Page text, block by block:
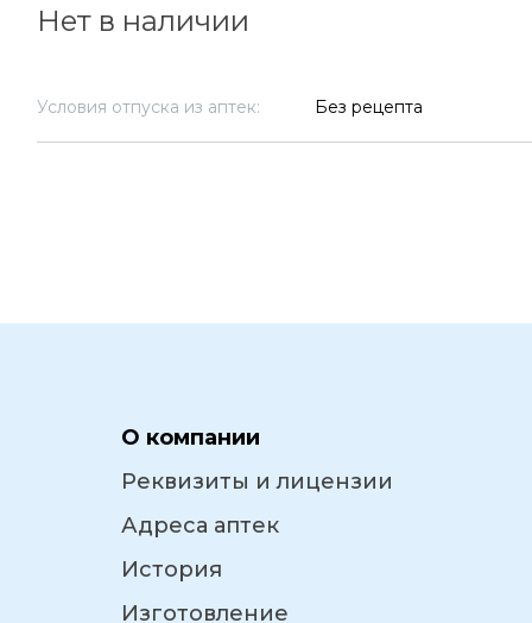
Нет в наличии
Условия отпуска из аптек: Без рецепта
О компании
Реквизиты и лицензии
Адреса аптек
История
Изготовление